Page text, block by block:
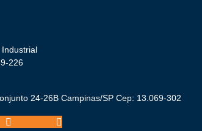
226
24-26B Campinas/SP Cep: 13.069-302